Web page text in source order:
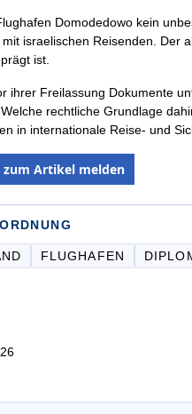
Domodedowo kein
israelischen Reisenden. Der
ist.
ihrer Freilassung Dokumente
rechtliche Grundlage
in internationale Reise- und
zum Artikel melden
FLUGHAFEN